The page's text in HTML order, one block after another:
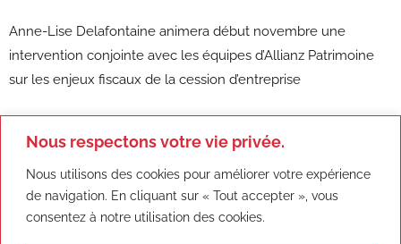
Nous respectons votre vie privée.
Nous utilisons des cookies pour améliorer votre expérience
de navigation. En cliquant sur « Tout accepter », vous
consentez à notre utilisation des cookies.
Anne-Lise Delafontaine animera début novembre une
intervention conjointe avec les équipes d’Allianz Patrimoine
sur les enjeux fiscaux de la cession d’entreprise
A propos d'Anne-Lise Delafontaine